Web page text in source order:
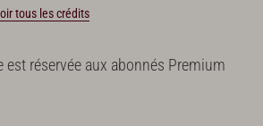
tous les crédits
est réservée aux abonnés Premium